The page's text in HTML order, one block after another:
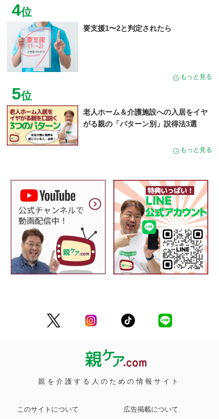
4位
要支援1〜2と判定されたら
もっと見る
5位
老人ホーム＆介護施設への入居をイヤ
がる親の「パターン別」説得法3選
もっと見る
親を介護する人のための情報サイト
このサイトについて 広告掲載について